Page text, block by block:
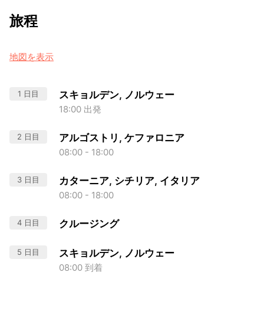
旅程
地図を表示
1 日目 スキョルデン, ノルウェー
18:00 出発
2 日目 アルゴストリ, ケファロニア
08:00 - 18:00
3 日目 カターニア, シチリア, イタリア
08:00 - 18:00
4 日目 クルージング
5 日目 スキョルデン, ノルウェー
08:00 到着